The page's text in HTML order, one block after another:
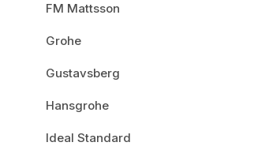
FM Mattsson
Grohe
Gustavsberg
Hansgrohe
Ideal Standard